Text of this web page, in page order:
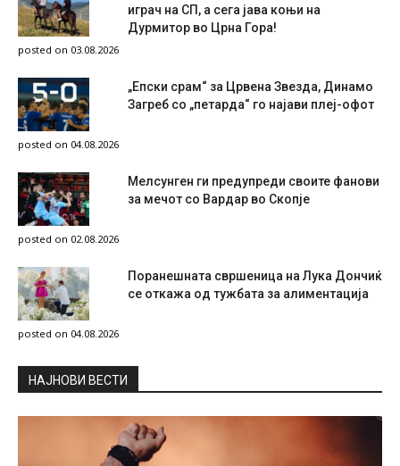
играч на СП, а сега јава коњи на
Дурмитор во Црна Гора!
posted on 03.08.2026
„Епски срам“ за Црвена Звезда, Динамо
Загреб со „петарда“ го најави плеј-офот
posted on 04.08.2026
Мелсунген ги предупреди своите фанови
за мечот со Вардар во Скопје
posted on 02.08.2026
Поранешната свршеница на Лука Дончиќ
се откажа од тужбата за алиментација
posted on 04.08.2026
НAЈНОВИ ВЕСТИ